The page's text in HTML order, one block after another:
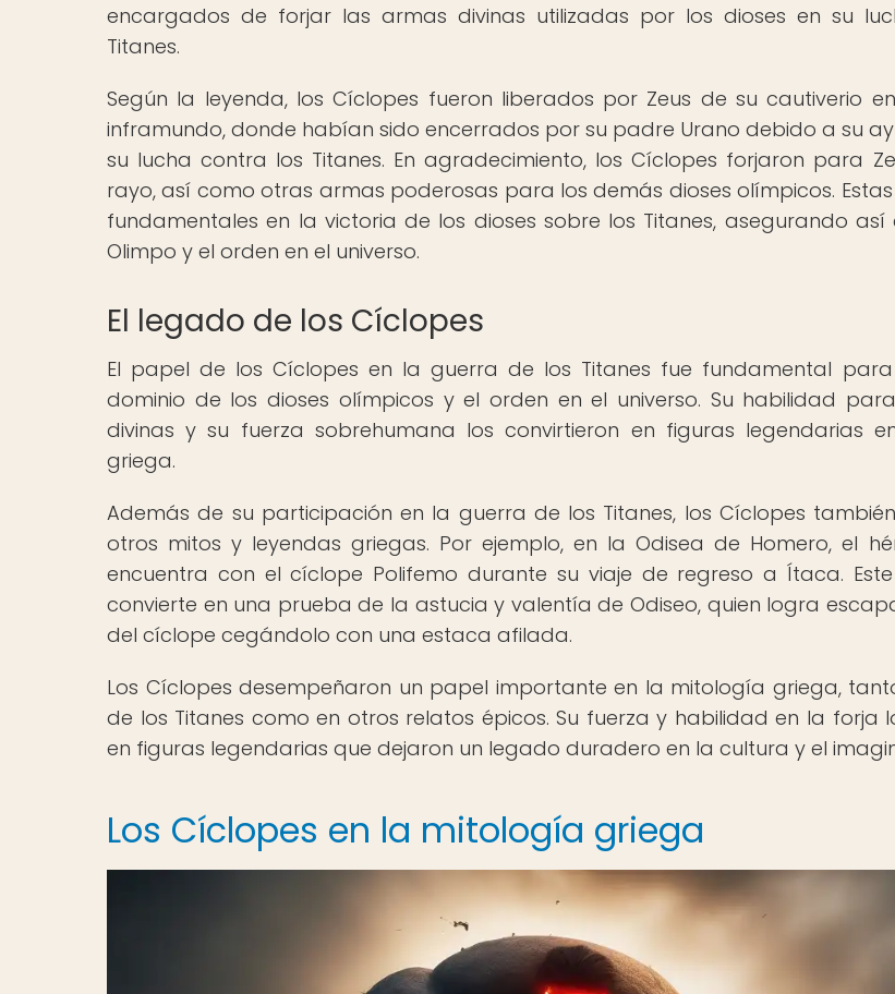
encargados de forjar las armas divinas utilizadas por los dioses en su
Titanes.
Según la leyenda, los Cíclopes fueron liberados por Zeus de su cautiverio
inframundo, donde habían sido encerrados por su padre Urano debido a su
su lucha contra los Titanes. En agradecimiento, los Cíclopes forjaron para
rayo, así como otras armas poderosas para los demás dioses olímpicos.
fundamentales en la victoria de los dioses sobre los Titanes, asegurando así
Olimpo y el orden en el universo.
El legado de los Cíclopes
El papel de los Cíclopes en la guerra de los Titanes fue fundamental
dominio de los dioses olímpicos y el orden en el universo. Su habilidad
divinas y su fuerza sobrehumana los convirtieron en figuras legendarias
griega.
Además de su participación en la guerra de los Titanes, los Cíclopes
otros mitos y leyendas griegas. Por ejemplo, en la Odisea de Homero, el
encuentra con el cíclope Polifemo durante su viaje de regreso a Ítaca.
convierte en una prueba de la astucia y valentía de Odiseo, quien logra
del cíclope cegándolo con una estaca afilada.
Los Cíclopes desempeñaron un papel importante en la mitología griega,
de los Titanes como en otros relatos épicos. Su fuerza y habilidad en la forja
en figuras legendarias que dejaron un legado duradero en la cultura y el
Los Cíclopes en la mitología griega